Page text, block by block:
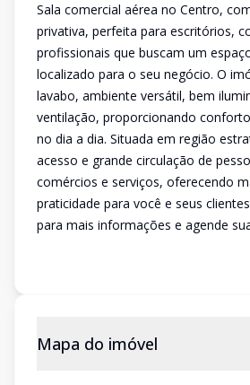
Sala comercial aérea no Centro,
privativa, perfeita para escritórios,
profissionais que buscam um
localizado para o seu negócio. O
lavabo, ambiente versátil, bem
ventilação, proporcionando
no dia a dia. Situada em região
acesso e grande circulação de
comércios e serviços, oferecendo
praticidade para você e seus
para mais informações e agende
Mapa do imóvel